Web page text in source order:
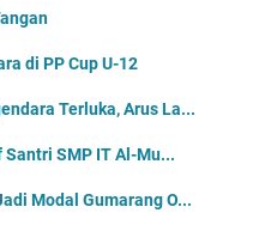
di PP Cup U-12
Terluka, Arus La...
Santri SMP IT Al-Mu...
Modal Gumarang O...